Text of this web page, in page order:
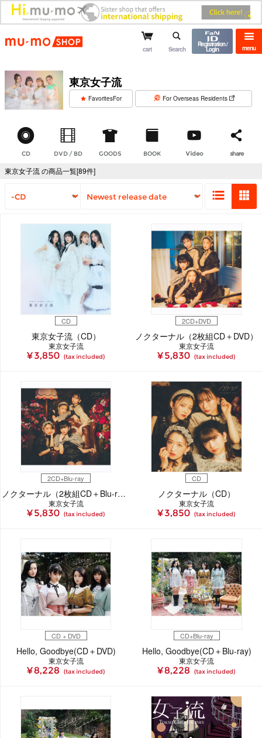
mu-mo shop menu
cart Search
Registration /
Login
東京女子流
FavoritesFor For Overseas Residents
CD DVD / BD GOODS BOOK Video share
東京女子流 の商品一覧[89件]
CD
東京女子流（CD）
東京女子流
¥ 3,850 (tax included)
2CD+DVD
ノクターナル（2枚組CD＋DVD）
東京女子流
¥ 5,830 (tax included)
2CD+Blu-ray
ノクターナル（2枚組CD＋Blu-ray）
東京女子流
¥ 5,830 (tax included)
CD
ノクターナル（CD）
東京女子流
¥ 3,850 (tax included)
CD + DVD
Hello, Goodbye(CD＋DVD)
東京女子流
¥ 8,228 (tax included)
CD+Blu-ray
Hello, Goodbye(CD＋Blu-ray)
東京女子流
¥ 8,228 (tax included)